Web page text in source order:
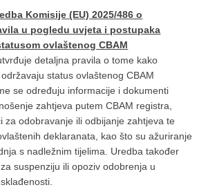
Komisije (EU) 2025/486 o
u pogledu uvjeta i postupaka
ovlaštenog CBAM
detaljna pravila o tome kako
status ovlaštenog CBAM
se određuju informacije i dokumenti
zahtjeva putem CBAM registra,
za odobravanje ili odbijanje zahtjeva te
deklaranata, kao što su ažuriranje
s nadležnim tijelima. Uredba također
suspenziju ili opoziv odobrenja u